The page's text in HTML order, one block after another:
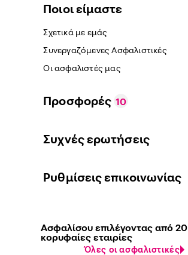
Ποιοι είμαστε
Σχετικά με εμάς
Συνεργαζόμενες Ασφαλιστικές
Οι ασφαλιστές μας
Προσφορές 10
Συχνές ερωτήσεις
Ρυθμίσεις επικοινωνίας
Ασφαλίσου επιλέγοντας από 20
κορυφαίες εταιρίες
Όλες οι ασφαλιστικές